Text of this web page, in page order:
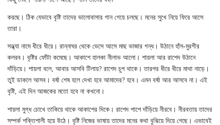
করছে। ঠিক যেভাবে বৃষ্টি তাদের ভালোবাসার গান গেয়ে চলছে। মনের সুখে নিয়ে ফিরে আসে
তারা।
সন্ধ্যা নামে ধীরে ধীরে। রান্নাঘর থেকে ভেসে আসে মাছ ভাজার গন্ধ। উঠানে হাঁস-মুরগীর
কলরব। বৃষ্টির ফোঁটা কমেছে। আকাশে হালকা নীলাভ আলো। শায়লা আর রাশেদ উঠানে
দাঁড়িয়ে। শায়লা বলে, আবার আসবি টিলায়? রাশেদ চুপ থাকে। তারপর ধীরে ধীরে মাথা নাড়ে।
তুই ডাকলে আসব। বর্ষা শেষ হলে দেখা হবে আমাদের? হবে। এমন বর্ষা আর আসবে না। এই
বৃষ্টি, এই দিন আজকের মতো হবে না কখনো।
শায়লা মুগ্ধ চোখে তাকিয়ে থাকে আকাশের দিকে। রাশেদ পাশে দাঁড়িয়ে নীরবে। নীরবতায় তাদের
সম্পর্ক শক্তিশালী হয়ে উঠে। বৃষ্টি নিজের ভাষায় তাদের মনের কথা বুঝিয়ে দিয়ে গেছে। এভাবেই